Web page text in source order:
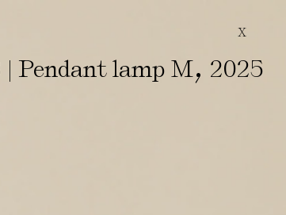
X
| Pendant lamp M, 2025